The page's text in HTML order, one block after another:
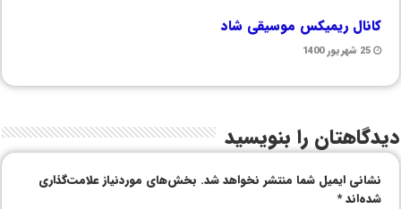
کانال ریمیکس موسیقی شاد
25 شهریور 1400
دیدگاهتان را بنویسید
نشانی ایمیل شما منتشر نخواهد شد. بخش‌های موردنیاز علامت‌گذاری
شده‌اند*